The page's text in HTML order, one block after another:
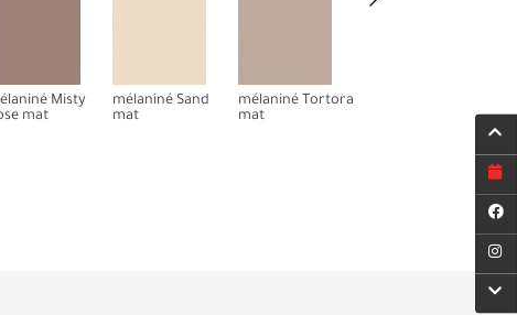
Misty
mat
mélaniné Sand
mat
mélaniné Tortora
mat